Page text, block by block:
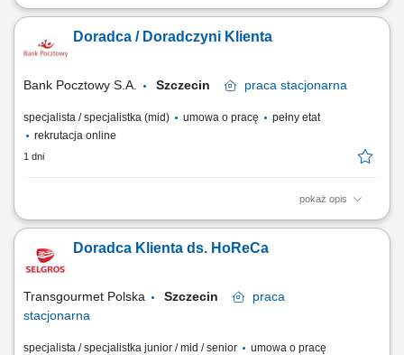
Twój zakres obowiązków Diagnozowanie potrzeb i oczekiwań Klientów;
relacji; Realizacja celów sprzedażowych; Kształtowanie pozytywnego
wizerunku Banku poprzez wysoką jakość obsługi; Operacyjna obsługa
Doradca / Doradczyni Klienta
Bank Pocztowy S.A. Szczecin praca stacjonarna
specjalista / specjalistka (mid) umowa o pracę
pełny etat
rekrutacja online
1 dni
pokaż opis
Twój zakres obowiązków diagnozowanie potrzeb i oczekiwań Klientów,
sprzedażowych, kształtowanie pozytywnego wizerunku Banku poprzez
wysoką jakość obsługi, operacyjna obsługa Klientów detalicznych,
Doradca Klienta ds. HoReCa
Transgourmet Polska Szczecin
praca
stacjonarna
specjalista / specjalistka junior / mid / senior
umowa o pracę